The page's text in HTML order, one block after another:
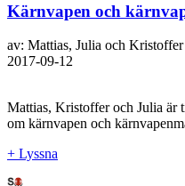
Kärnvapen och
av: Mattias, Julia och Kristoffer
2017-09-12
Mattias, Kristoffer och Julia är
om kärnvapen och
+ Lyssna